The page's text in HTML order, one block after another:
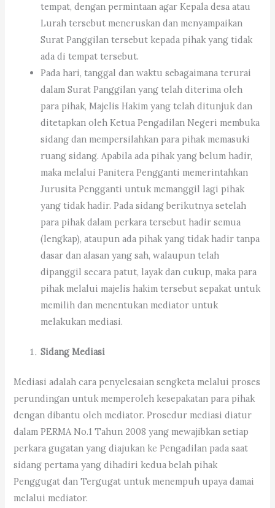
tempat, dengan permintaan agar Kepala desa atau
Lurah tersebut meneruskan dan menyampaikan
Surat Panggilan tersebut kepada pihak yang tidak
ada di tempat tersebut.
Pada hari, tanggal dan waktu sebagaimana terurai
dalam Surat Panggilan yang telah diterima oleh
para pihak, Majelis Hakim yang telah ditunjuk dan
ditetapkan oleh Ketua Pengadilan Negeri membuka
sidang dan mempersilahkan para pihak memasuki
ruang sidang. Apabila ada pihak yang belum hadir,
maka melalui Panitera Pengganti memerintahkan
Jurusita Pengganti untuk memanggil lagi pihak
yang tidak hadir. Pada sidang berikutnya setelah
para pihak dalam perkara tersebut hadir semua
(lengkap), ataupun ada pihak yang tidak hadir tanpa
dasar dan alasan yang sah, walaupun telah
dipanggil secara patut, layak dan cukup, maka para
pihak melalui majelis hakim tersebut sepakat untuk
memilih dan menentukan mediator untuk
melakukan mediasi.
Sidang Mediasi
Mediasi adalah cara penyelesaian sengketa melalui proses
perundingan untuk memperoleh kesepakatan para pihak
dengan dibantu oleh mediator. Prosedur mediasi diatur
dalam PERMA No.1 Tahun 2008 yang mewajibkan setiap
perkara gugatan yang diajukan ke Pengadilan pada saat
sidang pertama yang dihadiri kedua belah pihak
Penggugat dan Tergugat untuk menempuh upaya damai
melalui mediator.